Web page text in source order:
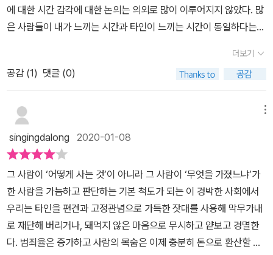
에 대한 시간 감각에 대한 논의는 의외로 많이 이루어지지 않았다. 많
은 사람들이 내가 느끼는 시간과 타인이 느끼는 시간이 동일하다는
는 책이라고 할 수 있다. '시간'은 많은 학자들이 고민해 온 주제이며,
아직도 풀리지 않은 철학적 수수께끼 중 하나이다. 그런 '시간'에 대해
서 글을 쓰다보면 글이 사변적이 되기 쉽고, 어려운 철학적 개념들의
난립으로 인해, 철학에 익숙치 않은 독자들은 쉽게 가까이 할 수 없는
게 이해할 수 있도록 평이한 문장으로 쓰여져 있다. 무엇보다 이 책의
뛰어난 점은 학자들이 범하기 쉬운 이분법의 우를 피하기 위해 노력
하고 있다는 점이다. 홀은 '미국인은 모노크로닉하고 일본인은 폴리
크로닉하다'고 말하면서도 미국인에게도 폴리크로닉한 면이 있음을
언급하는 것을 잊지 않고 있다. 편의상 이분법적으로 분류하고 있지
만 '시간'에 대한 문화가 단순히 이분법적으로 분류할 수 없다는 점을
잊지 않은 것이다. 그는 독자들에게 단정적으로 자신의 견해를 이야
더보기
공감 (1) 댓글 (0)
singingdalong 2020-01-08
그 사람이 ‘어떻게 사는 것’이 아니라 그 사람이 ‘무엇을 가졌느냐’가
한 사람을 가늠하고 판단하는 기본 척도가 되는 이 경박한 사회에서
우리는 타인을 편견과 고정관념으로 가득한 잣대를 사용해 막무가내
로 재단해 버리거나, 돼먹지 않은 마음으로 무시하고 얕보고 경멸한
다. 범죄율은 증가하고 사람의 목숨은 이제 충분히 돈으로 환산할 수